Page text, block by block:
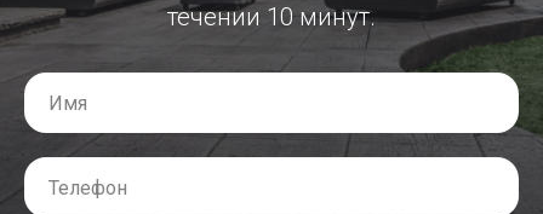
течении 10 минут.